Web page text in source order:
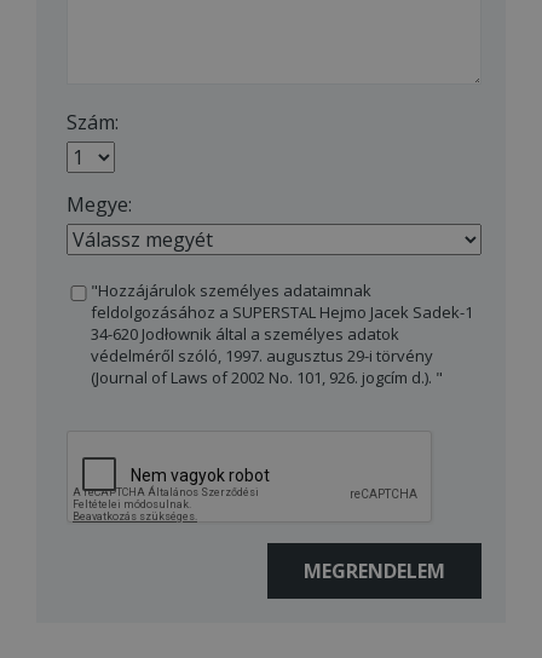
Szám:
Megye:
"Hozzájárulok személyes adataimnak
feldolgozásához a SUPERSTAL Hejmo Jacek Sadek-1
34-620 Jodłownik által a személyes adatok
védelméről szóló, 1997. augusztus 29-i törvény
(Journal of Laws of 2002 No. 101, 926. jogcím d.). "